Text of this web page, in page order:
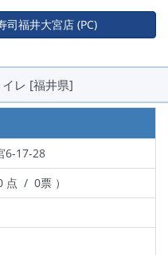
司福井大宮店 (PC)
レ [福井県]
6-17-28
点 / 0票 ）